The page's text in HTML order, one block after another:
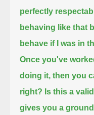
perfectly
behaving like that
behave if I was in
Once you've
doing it, then you
right? Is this a
gives you a